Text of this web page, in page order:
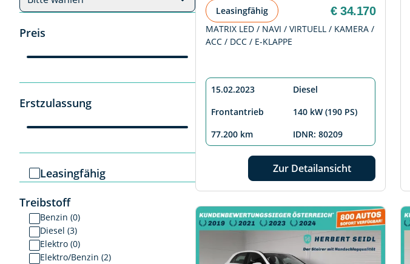
Preis
Erstzulassung
Leasingfähig
Treibstoff
Benzin (0)
Diesel (3)
Elektro (0)
Elektro/Benzin (2)
Leasingfähig € 34.170
MATRIX LED / NAVI / VIRTUELL / KAMERA /
ACC / DCC / E-KLAPPE
15.02.2023
Diesel
Frontantrieb
140 kW (190 PS)
77.200 km
IDNR: 80209
Zur Detailansicht